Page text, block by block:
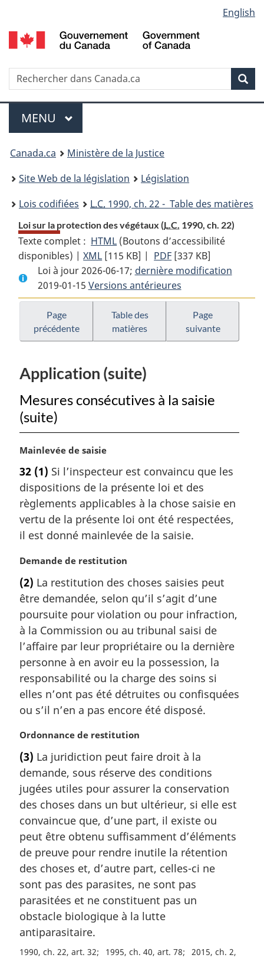
au
contenu
propos
de
la
HTML
simplifiée
selection
English
Recherche
Menu
MENU PRINCIPAL
You
are
here:
Canada.ca
Ministère de la Justice
Site Web de la législation
Législation
Lois codifiées
L.C. 1990, ch. 22 - Table des matières
Loi sur la protection des végétaux (L.C. 1990, ch. 22)
Texte complet : HTML Texte
complet
:
Loi
sur
la
protection
des
(Boutons d’accessibilité
disponibles) |XML Texte
complet
:
Loi
sur
protection
végétaux
[115 KB] | PDF Texte
complet
:
Loi
protection
[337 KB]
Loi à jour 2026-06-17; dernière modification
2019-01-15 Versions antérieures
Page
précédente
Table des
matières
Page
suivante
Application (suite)
Mesures consécutives à la saisie
(suite)
N
t
e
m
a
g
n
a
l
e
:
Mainlevée de saisie
32 (1) Si l’inspecteur est convaincu que les
dispositions de la présente loi et des
règlements applicables à la chose saisie en
vertu de la présente loi ont été respectées,
il est donné mainlevée de la saisie.
N
t
e
m
a
r
g
i
n
a
e
:
Demande de restitution
(2) La restitution des choses saisies peut
être demandée, selon qu’il s’agit d’une
poursuite pour violation ou pour infraction,
à la Commission ou au tribunal saisi de
l’affaire par leur propriétaire ou la dernière
personne à en avoir eu la possession, la
responsabilité ou la charge des soins si
elles n’ont pas été détruites ou confisquées
ou s’il n’en a pas encore été disposé.
N
t
e
m
a
g
i
n
a
e
:
Ordonnance de restitution
(3) La juridiction peut faire droit à la
demande, sous réserve des conditions
jugées utiles pour assurer la conservation
des choses dans un but ultérieur, si elle est
convaincue que, d’une part, il existe ou
peut être obtenu suffisamment d’éléments
de preuve pour rendre inutile la rétention
des choses et, d’autre part, celles-ci ne
sont pas des parasites, ne sont pas
parasitées et ne constituent pas un
obstacle biologique à la lutte
antiparasitaire.
1990, ch. 22, art. 32 1995, ch. 40, art. 78
2015, ch. 2,